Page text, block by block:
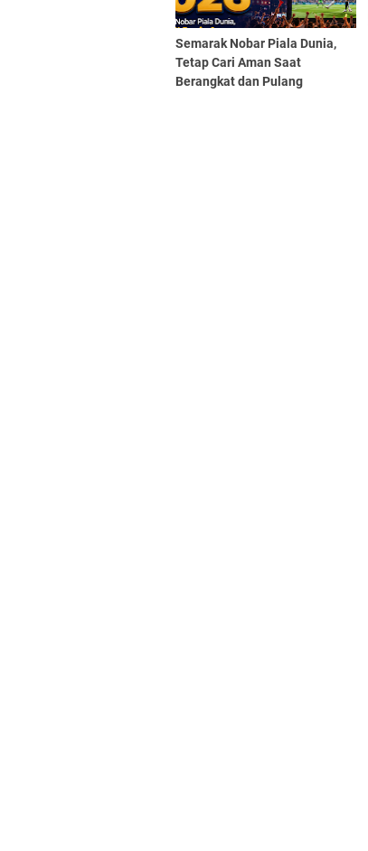
Semarak Nobar Piala Dunia,
Tetap Cari Aman Saat
Berangkat dan Pulang